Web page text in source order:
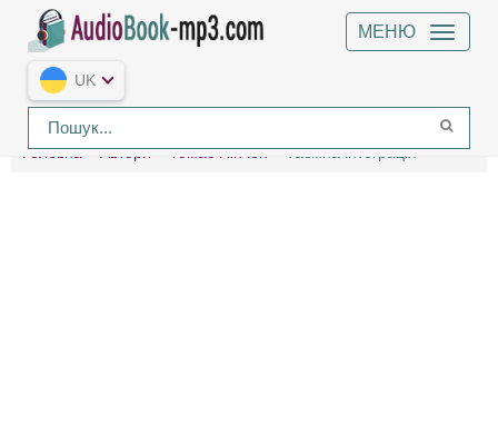
МЕНЮ
UK
Головна Автори Томас Пінчон Таємна інтеграція